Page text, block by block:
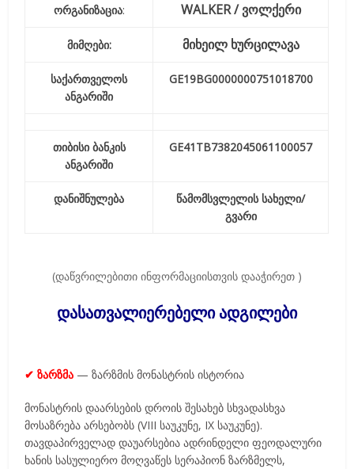
ორგანიზაცია: WALKER / ვოლქერი
მიმღები: მიხეილ ხურცილავა
საქართველოს
ანგარიში
GE19BG0000000751018700
თიბისი ბანკის
ანგარიში
GE41TB7382045061100057
დანიშნულება
წამომსვლელის სახელი/
გვარი
(დაწვრილებითი ინფორმაციისთვის დააჭირეთ )
დასათვალიერებელი ადგილები
✔ ზარზმა — ზარზმის მონასტრის ისტორია
მონასტრის დაარსების დროის შესახებ სხვადასხვა
მოსაზრება არსებობს (VIII საუკუნე, IX საუკუნე).
თავდაპირველად დაუარსებია ადრინდელი ფეოდალური
ხანის სასულიერო მოღვაწეს სერაპიონ ზარზმელს,